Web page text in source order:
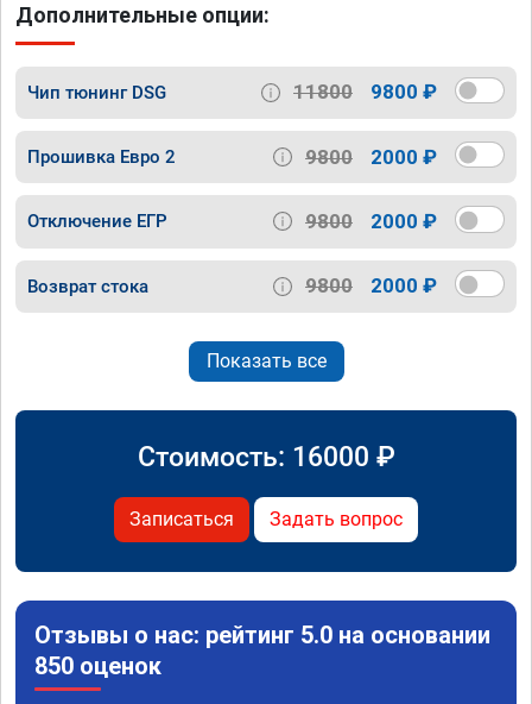
Дополнительные опции:
Чип тюнинг DSG 11800 9800 ₽
Прошивка Евро 2 9800 2000 ₽
Отключение ЕГР 9800 2000 ₽
Возврат стока 9800 2000 ₽
Показать все
Стоимость: 16000 ₽
Записаться Задать вопрос
Отзывы о нас: рейтинг 5.0 на основании
850 оценок